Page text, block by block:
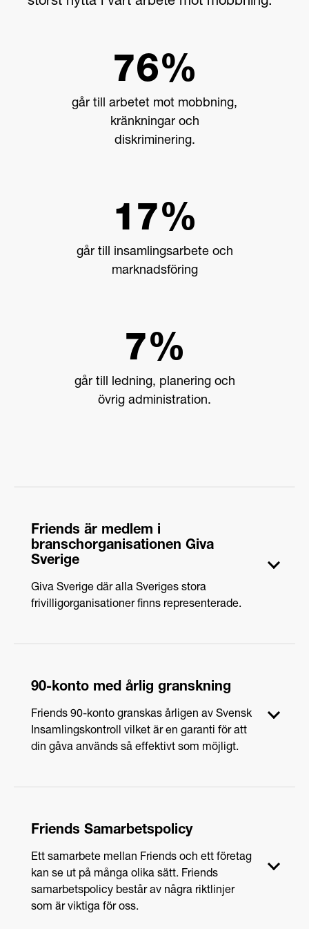
76%
går till arbetet mot mobbning,
kränkningar och
diskriminering.
17%
går till insamlingsarbete och
marknadsföring
7%
går till ledning, planering och
övrig administration.
Friends är medlem i
branschorganisationen Giva
Sverige
Giva Sverige där alla Sveriges stora
frivilligorganisationer finns representerade.
insamlingsbranschen genom arbete med
kvalitetssäkring, kompetensutveckling och att
driva strukturfrågor för att minska hindren för
insamling samt att främja och marknadsföra
branschen mot givare, myndigheter och
givande
90-konto med årlig granskning
Friends 90-konto granskas årligen av Svensk
Insamlingskontroll vilket är en garanti för att
din gåva används så effektivt som möjligt.
organisationer som beviljats 90-konto använder
minst 75 procent av intäkterna till verksamhetens
ändamål och att högst 25 procent utgörs av
kostnader för insamling och administration.
Svensk Insamlingskontroll beslutar om föreskrifter
och är behjälpliga med råd och anvisningar för
Friends Samarbetspolicy
Ett samarbete mellan Friends och ett företag
kan se ut på många olika sätt. Friends
samarbetspolicy består av några riktlinjer
som är viktiga för oss.